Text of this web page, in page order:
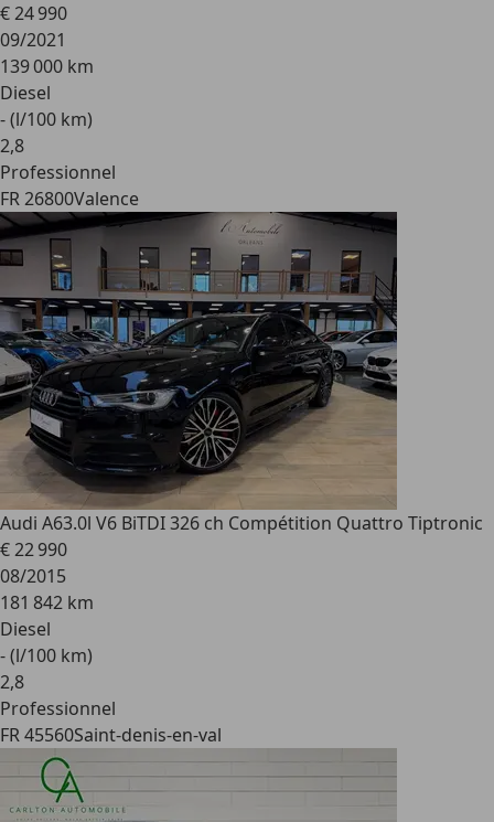
€ 24 990
09/2021
139 000 km
Diesel
- (l/100 km)
2,8
Professionnel
FR 26800Valence
Audi A63.0l V6 BiTDI 326 ch Compétition Quattro Tiptronic
€ 22 990
08/2015
181 842 km
Diesel
- (l/100 km)
2,8
Professionnel
FR 45560Saint-denis-en-val